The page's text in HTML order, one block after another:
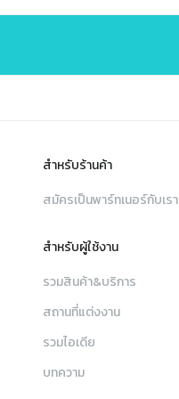
สำหรับร้านค้า
สมัครเป็นพาร์ทเนอร์กับเรา
สำหรับผู้ใช้งาน
รวมสินค้า&บริการ
สถานที่แต่งงาน
รวมไอเดีย
บทความ